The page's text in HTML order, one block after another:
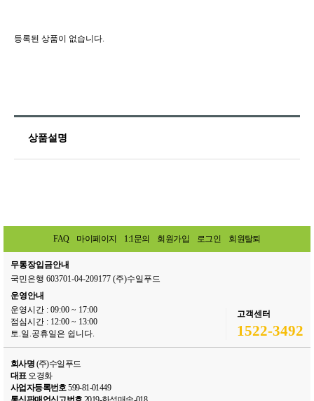
등록된 상품이 없습니다.
상품설명
FAQ 마이페이지 1:1문의 회원가입 로그인 회원탈퇴
무통장입금안내
국민은행 603701-04-209177 (주)수일푸드
운영안내
운영시간 : 09:00 ~ 17:00
점심시간 : 12:00 ~ 13:00
토.일.공휴일은 쉽니다.
고객센터
1522-3492
회사명 (주)수일푸드
대표오경화
사업자등록번호599-81-01449